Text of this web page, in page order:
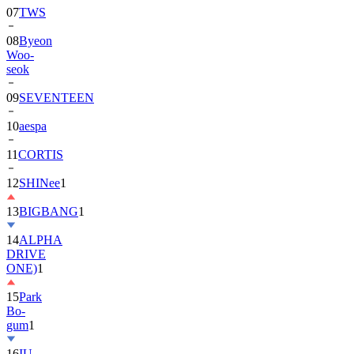
08Byeon
Woo-
seok
09SEVENTEEN
10aespa
11CORTIS
12SHINee1
13BIGBANG
14ALPHA
DRIVE
ONE)1
15Park
Bo-
gum1
16IU